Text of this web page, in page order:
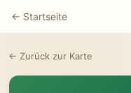
← Startseite
← Zurück zur Karte